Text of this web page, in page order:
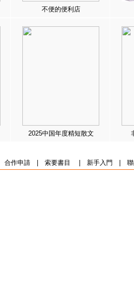
不便的便利店
2025中国年度精短散文
合作申請| 索要書目 新手入門